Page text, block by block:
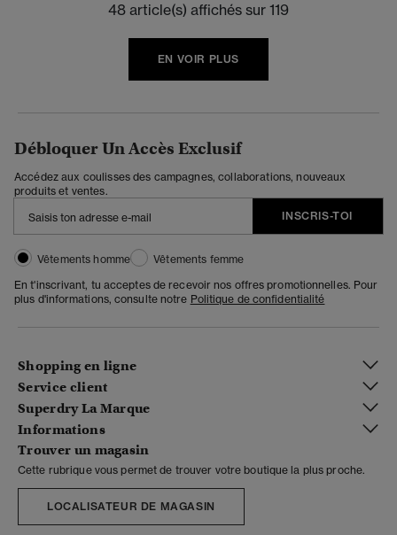
48 article(s) affichés sur 119
EN VOIR PLUS
Débloquer Un Accès Exclusif
Accédez aux coulisses des campagnes, collaborations, nouveaux
produits et ventes.
INSCRIS-TOI
Vêtements homme
Vêtements femme
En t'inscrivant, tu acceptes de recevoir nos offres promotionnelles. Pour
plus d'informations, consulte notre Politique de confidentialité
Shopping en ligne
Service client
Superdry La Marque
Informations
Trouver un magasin
Cette rubrique vous permet de trouver votre boutique la plus proche.
LOCALISATEUR DE MAGASIN